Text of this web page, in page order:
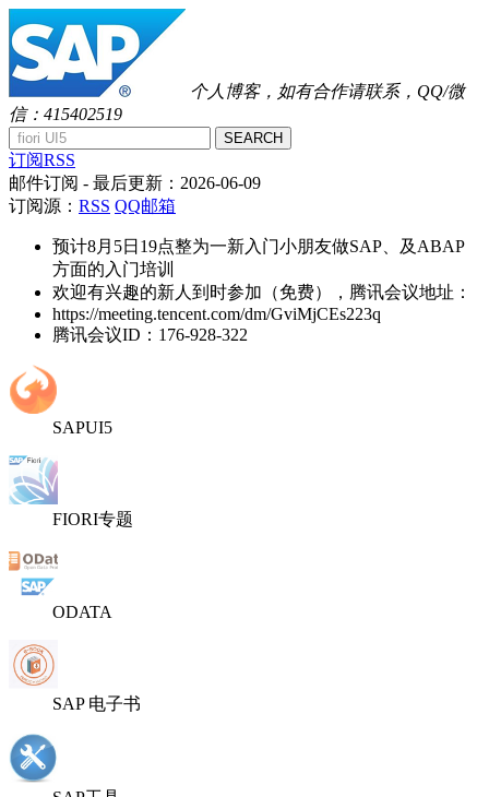
个人博客，如有合作请联系，QQ/微
信：415402519
SEARCH
订阅RSS
邮件订阅 - 最后更新： 2026-06-09
订阅源： RSS QQ邮箱
预计8月5日19点整为一新入门小朋友做SAP、及ABAP
方面的入门培训
欢迎有兴趣的新人到时参加（免费），腾讯会议地址：
https://meeting.tencent.com/dm/GviMjCEs223q
腾讯会议ID：176-928-322
SAPUI5
FIORI专题
ODATA
SAP 电子书